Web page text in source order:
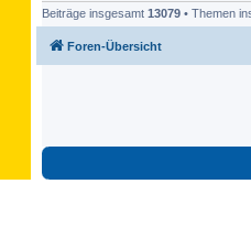
Beiträge insgesamt 13079 • Themen
Foren-Übersicht